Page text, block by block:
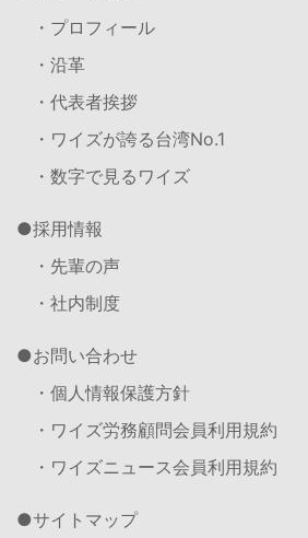
・プロフィール
・沿革
・代表者挨拶
・ワイズが誇る台湾No.1
・数字で見るワイズ
採用情報
・先輩の声
・社内制度
お問い合わせ
・個人情報保護方針
・ワイズ労務顧問会員利用規約
・ワイズニュース会員利用規約
サイトマップ